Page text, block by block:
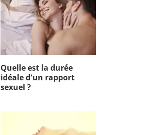
Quelle est la durée
idéale d'un rapport
sexuel ?